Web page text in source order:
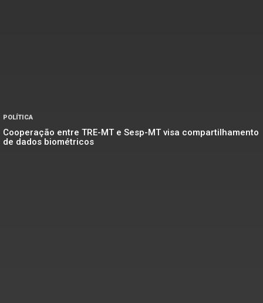
POLÍTICA
Cooperação entre TRE-MT e Sesp-MT visa compartilhamento
de dados biométricos